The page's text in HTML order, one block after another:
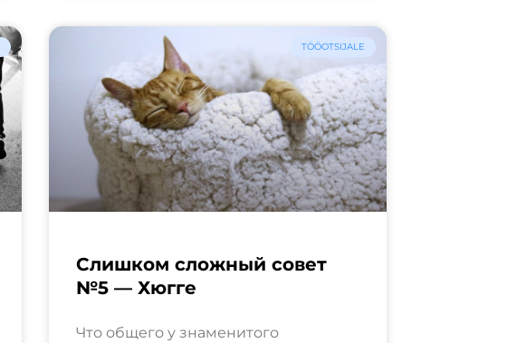
TÖÖOTSIJALE
Слишком сложный совет
№5 — Хюгге
Что общего у знаменитого